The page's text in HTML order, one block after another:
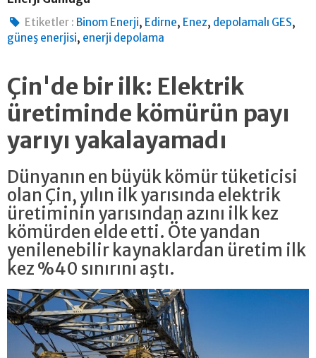
Etiketler : Binom Enerji, Edirne, Enez, depolamalı GES,
güneş enerjisi, enerji depolama
Çin'de bir ilk: Elektrik
üretiminde kömürün payı
yarıyı yakalayamadı
Dünyanın en büyük kömür tüketicisi
olan Çin, yılın ilk yarısında elektrik
üretiminin yarısından azını ilk kez
kömürden elde etti. Öte yandan
yenilenebilir kaynaklardan üretim ilk
kez %40 sınırını aştı.